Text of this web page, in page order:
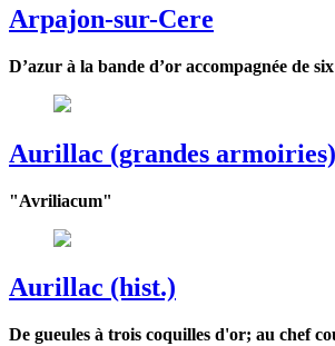
Arpajon-sur-Cere
D’azur à la bande d’or accompagnée de
Aurillac (grandes armoiries)
"Avriliacum"
Aurillac (hist.)
De gueules à trois coquilles d'or; au chef